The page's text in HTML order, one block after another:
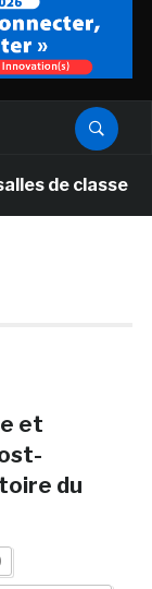
de classe des
et
du